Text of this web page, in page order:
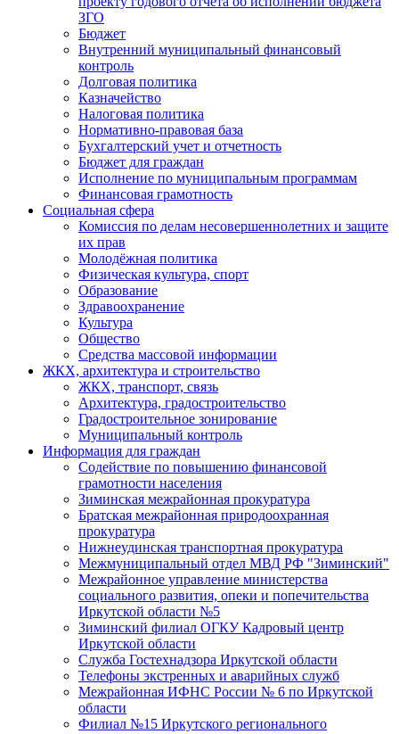
ЗГО
Бюджет
Внутренний муниципальный финансовый
контроль
Долговая политика
Казначейство
Налоговая политика
Нормативно-правовая база
Бухгалтерский учет и отчетность
Бюджет для граждан
Исполнение по муниципальным программам
Финансовая грамотность
Социальная сфера
Комиссия по делам несовершеннолетних и защите
их прав
Молодёжная политика
Физическая культура, спорт
Образование
Здравоохранение
Культура
Общество
Средства массовой информации
ЖКХ, архитектура и строительство
ЖКХ, транспорт, связь
Архитектура, градостроительство
Градостроительное зонирование
Муниципальный контроль
Информация для граждан
Содействие по повышению финансовой
грамотности населения
Зиминская межрайонная прокуратура
Братская межрайонная природоохранная
прокуратура
Нижнеудинская транспортная прокуратура
Межмуниципальный отдел МВД РФ "Зиминский"
Межрайонное управление министерства
социального развития, опеки и попечительства
Иркутской области №5
Зиминский филиал ОГКУ Кадровый центр
Иркутской области
Служба Гостехнадзора Иркутской области
Телефоны экстренных и аварийных служб
Межрайонная ИФНС России № 6 по Иркутской
области
Филиал №15 Иркутского регионального